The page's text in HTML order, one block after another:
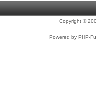
Copyright ©
Powered by PHP-